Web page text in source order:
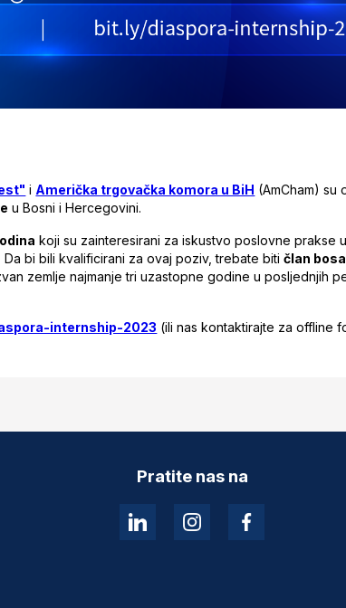
i Američka trgovačka komora u BiH (AmCham) su
u Bosni i Hercegovini.
koji su zainteresirani za iskustvo poslovne prakse
bi bili kvalificirani za ovaj poziv, trebate bitičlan
zemlje najmanje tri uzastopne godine u posljednjih
internship-2023 (ili nas kontaktirajte za offline
Pratite nas na